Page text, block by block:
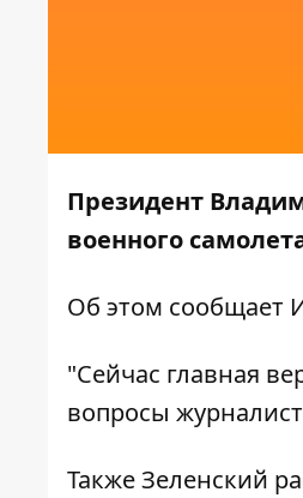
Президент
военного
Об этом сообщает
"Сейчас главная
вопросы
Также Зеленский